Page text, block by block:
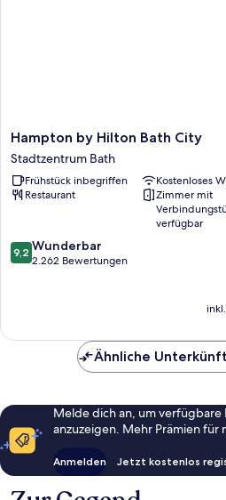
Hampton
by
Hilton
Bath
City
Hampton by Hilton Bath City
Stadtzentrum Bath
Frühstück inbegriffen
Kostenloses
Restaurant
Zimmer mit
verfügbar
9.2
von
9,2 Wunderbar
2.262 Bewertungen
Ähnliche
Melde dich an, um verfügbare
anzuzeigen. Mehr Prämien für
Anmelden Jetzt kostenlos